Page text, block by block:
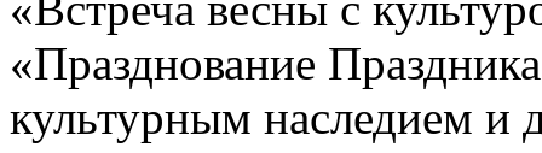
«Празднование
культурным наследием и